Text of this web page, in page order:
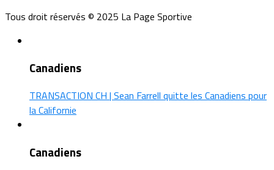
Tous droit réservés © 2025 La Page Sportive
Canadiens
TRANSACTION CH | Sean Farrell quitte les Canadiens pour
la Californie
Canadiens